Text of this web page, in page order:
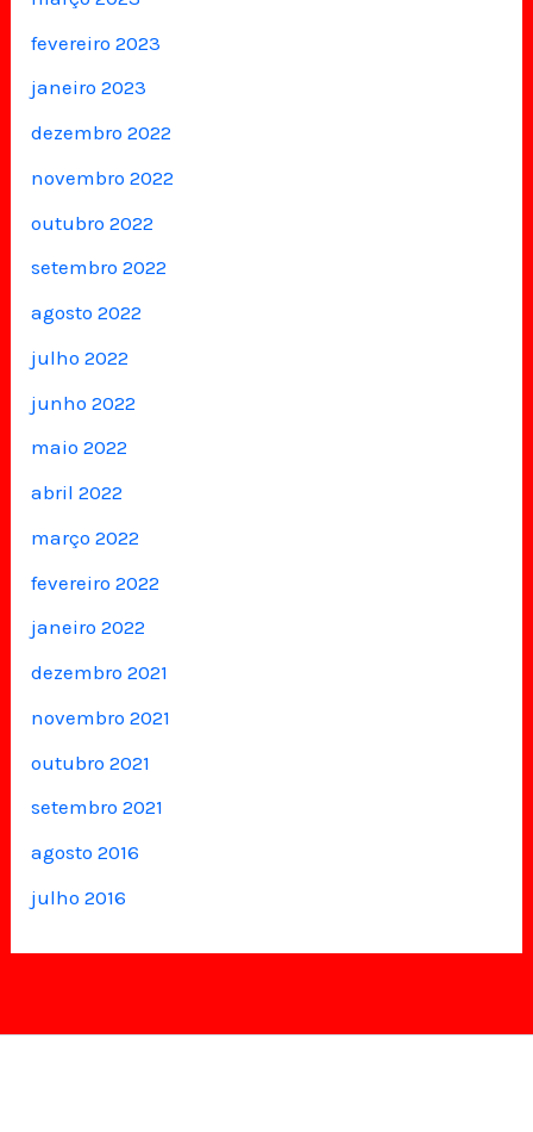
fevereiro 2023
janeiro 2023
dezembro 2022
novembro 2022
outubro 2022
setembro 2022
agosto 2022
julho 2022
junho 2022
maio 2022
abril 2022
março 2022
fevereiro 2022
janeiro 2022
dezembro 2021
novembro 2021
outubro 2021
setembro 2021
agosto 2016
julho 2016